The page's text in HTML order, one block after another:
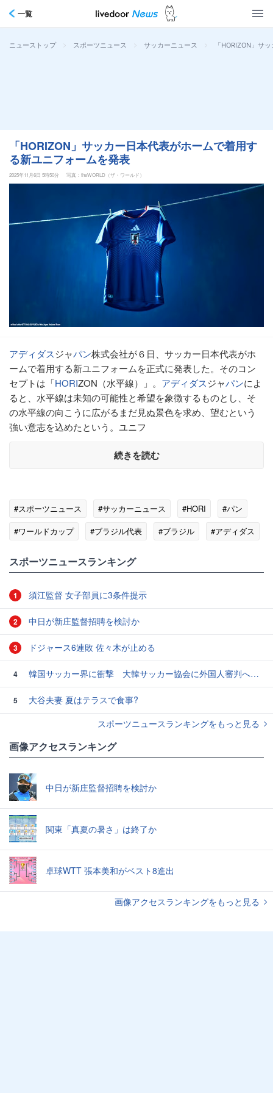
一覧
ニューストップ > スポーツニュース > サッカーニュース > 「HORIZON」サ
「HORIZON」サッカー日本代表がホームで着用す
る新ユニフォームを発表
2025年11月6日 5時50分 写真：theWORLD（ザ・ワールド）
アディダスジャパン株式会社が６日、サッカー日本代表がホ
ームで着用する新ユニフォームを正式に発表した。そのコン
セプトは「HORIZON（水平線）」。 アディダスジャパンによ
ると、水平線は未知の可能性と希望を象徴するものとし、そ
の水平線の向こうに広がるまだ見ぬ景色を求め、望むという
強い意志を込めたという。ユニフ
続きを読む
#スポーツニュース #サッカーニュース #HORI
#パン
#ワールドカップ
#ブラジル代表 #ブラジル #アディダス
スポーツニュースランキング
1 須江監督 女子部員に3条件提示
2 中日が新庄監督招聘を検討か
3 ドジャース6連敗 佐々木が止める
4 韓国サッカー界に衝撃 大韓サッカー協会に外国人審判への“性的接待”疑惑 韓国メディアが報道
5
大谷夫妻 夏はテラスで食事?
スポーツニュースランキングをもっと見る
画像アクセスランキング
中日が新庄監督招聘を検討か
関東「真夏の暑さ」は終了か
卓球WTT 張本美和がベスト8進出
画像アクセスランキングをもっと見る